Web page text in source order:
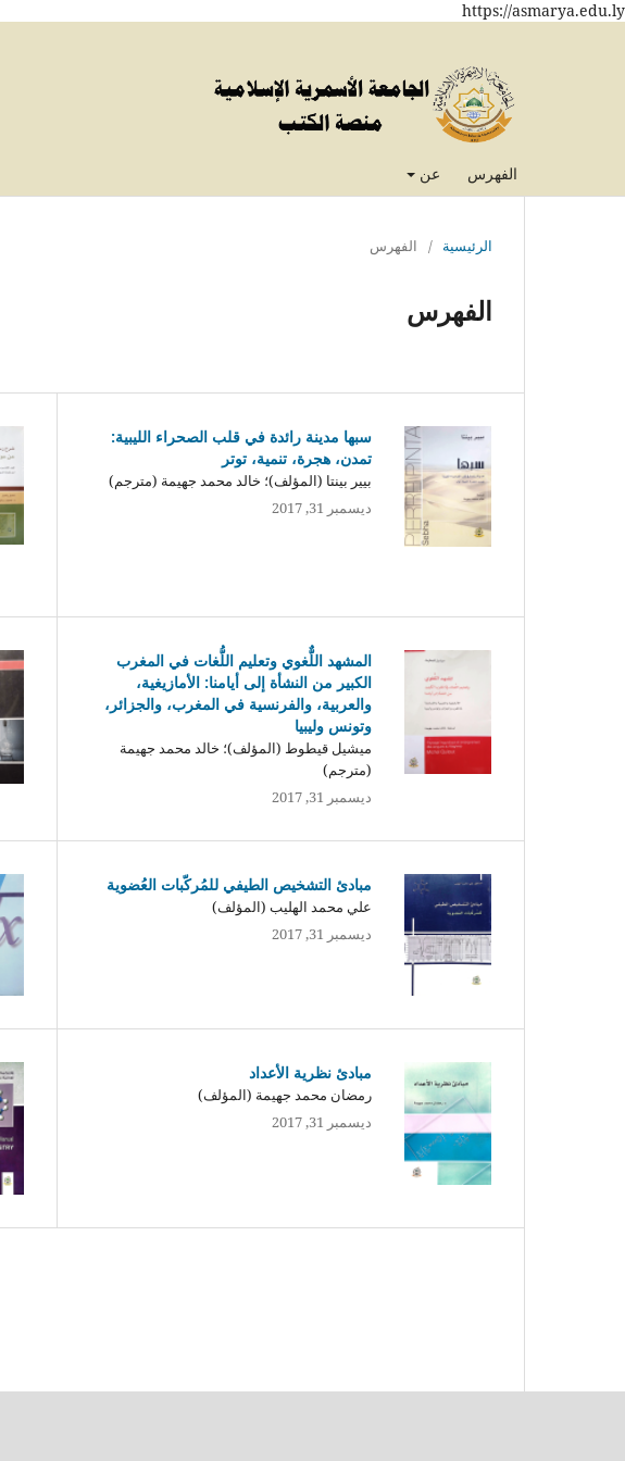
https://asmarya.edu.ly
الفهرس عن
الرئيسية / الفهرس
الفهرس
سبها مدينة رائدة في قلب الصحراء الليبية:
تمدن، هجرة، تنمية، توتر
بيير بينتا (المؤلف)؛ خالد محمد جهيمة (مترجم)
ديسمبر 31, 2017
المشهد اللٌّغوي وتعليم اللُّغات في المغرب
الكبير من النشأة إلى أيامنا: الأمازيغية،
والعربية، والفرنسية في المغرب، والجزائر،
وتونس وليبيا
ميشيل قيطوط (المؤلف)؛ خالد محمد جهيمة
(مترجم)
ديسمبر 31, 2017
مبادئ التشخيص الطيفي للمُركّبات العُضوية
علي محمد الهليب (المؤلف)
ديسمبر 31, 2017
مبادئ نظرية الأعداد
رمضان محمد جهيمة (المؤلف)
ديسمبر 31, 2017